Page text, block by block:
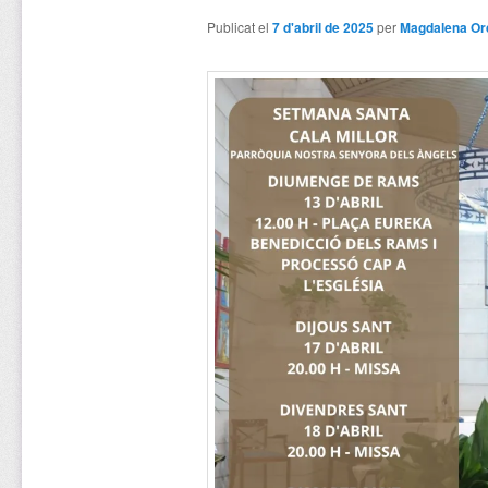
Publicat el 7 d'abril de 2025perMagdalena